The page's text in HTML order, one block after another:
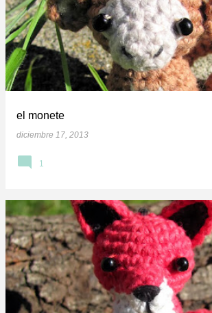
el monete
diciembre 17, 2013
1